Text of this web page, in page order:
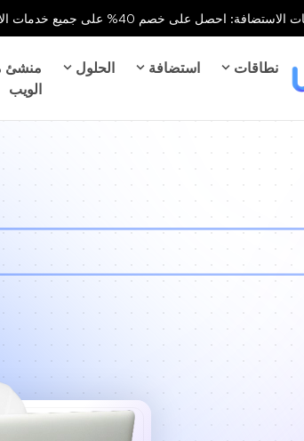
خصم 40% على جميع خدمات الاستضافة لفترة محدودة!
نطاقات استضافة الحلول
منشئ
الويب